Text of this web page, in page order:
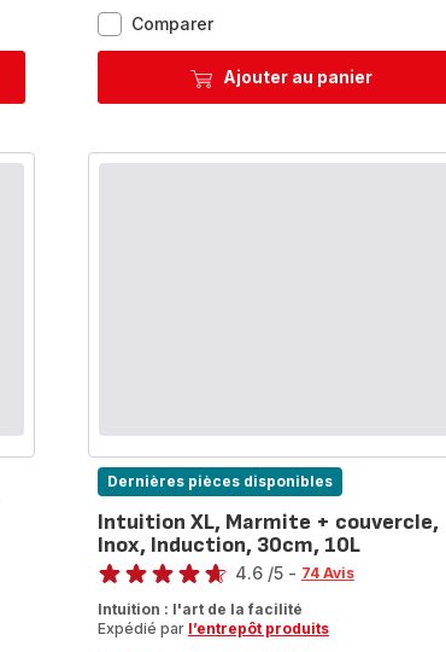
ComparerExcellence,
Antiadhésif,
Faitout
couvercle,Induction
Ajouter au panier
Dernières pièces disponibles
Intuition XL, Marmite + couvercle,
Inox, Induction, 30cm, 10L
Note
4.6 /5 - 74 Avis
Intuition : l'art de la facilité
Expédié par l’entrepôt produits